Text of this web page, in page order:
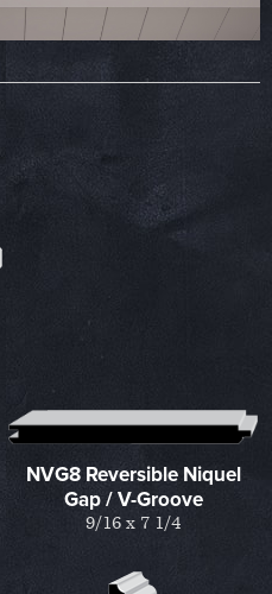
NVG8 Reversible Niquel
Gap / V-Groove
9/16 x 7 1/4